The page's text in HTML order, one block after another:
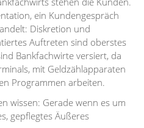
ein Kundengespräch
Diskretion und
Auftreten sind oberstes
Bankfachwirte versiert, da
mit Geldzählapparaten
Programmen arbeiten.
wissen: Gerade wenn es um
gepflegtes Äußeres